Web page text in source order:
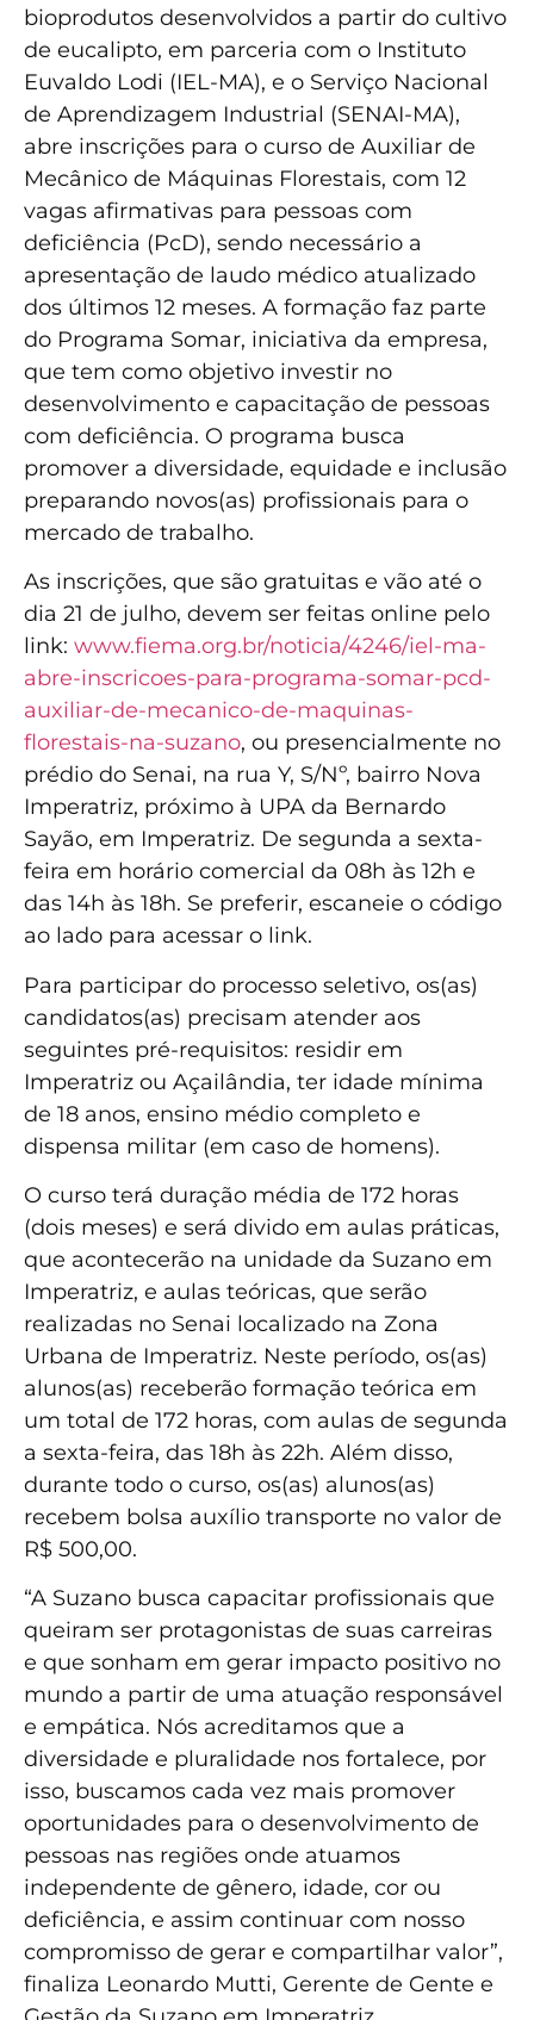
bioprodutos desenvolvidos a partir do cultivo
de eucalipto, em parceria com o Instituto
Euvaldo Lodi (IEL-MA), e o Serviço Nacional
de Aprendizagem Industrial (SENAI-MA),
abre inscrições para o curso de Auxiliar de
Mecânico de Máquinas Florestais, com 12
vagas afirmativas para pessoas com
deficiência (PcD), sendo necessário a
apresentação de laudo médico atualizado
dos últimos 12 meses. A formação faz parte
do Programa Somar, iniciativa da empresa,
que tem como objetivo investir no
desenvolvimento e capacitação de pessoas
com deficiência. O programa busca
promover a diversidade, equidade e inclusão
preparando novos(as) profissionais para o
mercado de trabalho.
As inscrições, que são gratuitas e vão até o
dia 21 de julho, devem ser feitas online pelo
link: www.fiema.org.br/noticia/4246/iel-ma-
abre-inscricoes-para-programa-somar-pcd-
auxiliar-de-mecanico-de-maquinas-
florestais-na-suzano, ou presencialmente no
prédio do Senai, na rua Y, S/Nº, bairro Nova
Imperatriz, próximo à UPA da Bernardo
Sayão, em Imperatriz. De segunda a sexta-
feira em horário comercial da 08h às 12h e
das 14h às 18h. Se preferir, escaneie o código
ao lado para acessar o link.
Para participar do processo seletivo, os(as)
candidatos(as) precisam atender aos
seguintes pré-requisitos: residir em
Imperatriz ou Açailândia, ter idade mínima
de 18 anos, ensino médio completo e
dispensa militar (em caso de homens).
O curso terá duração média de 172 horas
(dois meses) e será divido em aulas práticas,
que acontecerão na unidade da Suzano em
Imperatriz, e aulas teóricas, que serão
realizadas no Senai localizado na Zona
Urbana de Imperatriz. Neste período, os(as)
alunos(as) receberão formação teórica em
um total de 172 horas, com aulas de segunda
a sexta-feira, das 18h às 22h. Além disso,
durante todo o curso, os(as) alunos(as)
recebem bolsa auxílio transporte no valor de
R$ 500,00.
“A Suzano busca capacitar profissionais que
queiram ser protagonistas de suas carreiras
e que sonham em gerar impacto positivo no
mundo a partir de uma atuação responsável
e empática. Nós acreditamos que a
diversidade e pluralidade nos fortalece, por
isso, buscamos cada vez mais promover
oportunidades para o desenvolvimento de
pessoas nas regiões onde atuamos
independente de gênero, idade, cor ou
deficiência, e assim continuar com nosso
compromisso de gerar e compartilhar valor”,
finaliza Leonardo Mutti, Gerente de Gente e